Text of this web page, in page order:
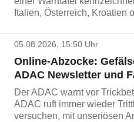
Italien, Österreich, Kroatien
05.08.2026, 15:50 Uhr
Online-Abzocke:
ADAC Newsletter und
Der ADAC warnt vor
ADAC ruft immer wieder
versuchen, mit unseriösen